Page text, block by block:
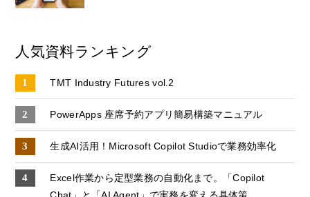
人気資料ランキング
TMT Industry Futures vol.2
PowerApps 座席予約アプリ簡易構築マニュアル
生成AI活用！Microsoft Copilot Studioで業務効率化
Excel作業から定型業務の自動化まで。「Copilot